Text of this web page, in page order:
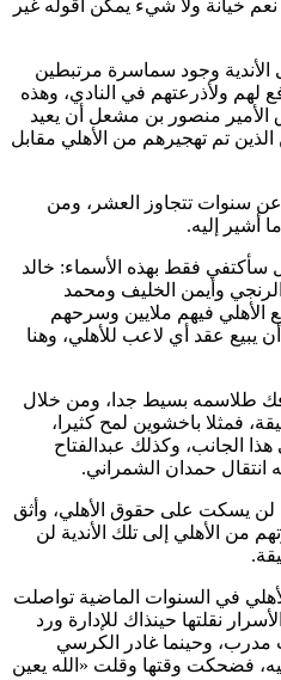
نعم خيانة ولا شيء يمكن أقوله غير
الأندية وجود سماسرة مرتبطين
لهم ولأذرعتهم في النادي، وهذه
منصور بن مشعل أن يعيد
تم تهجيرهم من الأهلي مقابل
سنوات تتجاوز العشر، ومن
أشير إليه.
سأكتفي فقط بهذه الأسماء: خالد
وأيمن الخليف ومحمد
الأهلي فيهم ملايين وسرحهم
يبيع عقد أي لاعب للأهلي، وهنا
طلاسمه بسيط جدا، ومن خلال
فمثلا باخشوين لمح كثيرا،
الجانب، وكذلك عبدالفتاح
انتقال حمدان الشمراني.
لن يسكت على حقوق الأهلي، وأثق
من الأهلي إلى تلك الأندية لن
في السنوات الماضية تواصلت
نقلتها حينذاك للإدارة ورد
مدرب، وحينما غادر الكرسي
فضحكت وقتها وقلت «الله يعين